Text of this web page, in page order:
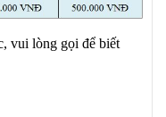
vui lòng gọi để biết